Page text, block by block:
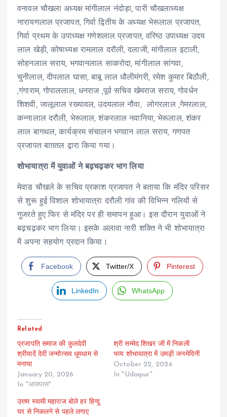
वनावल चौखला अध्यक्ष मांगीलाल नंदोड़ा, पारी चौखलाध्यक्ष
नारायणलाल प्रजापत, गिर्वा द्वितीय के अध्यक्ष भेरूलाल प्रजापत,
गिर्वा प्रथम के उपाध्यक्ष गणेशलाल प्रजापत, वरिष्ठ उपाध्यक्ष उदय
लाल खेड़ी, कोषाध्यक्ष रामलाल दरौली, दलाजी, मांगीलाल इटाली,
सोहनलाल सराय, भगवानलाल साकरोदा, मांगीलाल सांगवा,
चुनीलाल, दीपलाल घासा, बाबू लाल धौलीमंगरी, रमेश कुमार बिठौली,
,गंगाराम, गोपाललाल, धनराज ,पूर्व सचिव खेमराज सराय, गोवर्धन
शिशवी, जालूलाल रख्यावल, उदयलाल नौवा, लोगरलाल ,गेमरलाल,
कन्नालाल दरौली, भेरूलाल, शंकरलाल नवानिया, भेरूलाल, शंकर
लाल बागथल, कार्यक्रम संचालन भगवान लाल सराय, गणपत
प्रजापत बाग़तल द्वारा किया गया।
शोभायात्रा में युवाओं ने बढ़चढ़कर भाग लिया
मेवाड चौखले के सचिव प्रकाश प्रजापत ने बताया कि मंदिर परिसर
से शुरू हुई विशाल शोभायात्रा दरौली गांव की विभिन्न गलियों से
गुजरते हुए फिर से मंदिर पर ही समापन हुआ। इस दौरान युवाओं ने
बढ़चढ़कर भाग लिया। इसके अलावा नारी शक्ति ने भी शोभायात्रा
में अपना सहयोग प्रदान किया।
Facebook Twitter/X Pinterest
LinkedIn WhatsApp
Related
प्रजापति समाज की कुलदेवी
श्रीयादें देवी जन्मोत्सव धूमधाम से
मनाया
January 20, 2026
In "आसपास"
श्री सम्मेद शिखर जी में निकली
भव्य शोभायात्रा में उमड़ी जनमेदिनी
October 22, 2024
In "Udaipur"
उत्तम स्वामी महाराज बोले हर हिन्दू
घर से निकलने से पहले लगाए